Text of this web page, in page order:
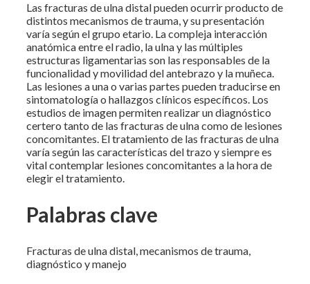
Las fracturas de ulna distal pueden ocurrir producto de
distintos mecanismos de trauma, y su presentación
varía según el grupo etario. La compleja interacción
anatómica entre el radio, la ulna y las múltiples
estructuras ligamentarias son las responsables de la
funcionalidad y movilidad del antebrazo y la muñeca.
Las lesiones a una o varias partes pueden traducirse en
sintomatología o hallazgos clínicos específicos. Los
estudios de imagen permiten realizar un diagnóstico
certero tanto de las fracturas de ulna como de lesiones
concomitantes. El tratamiento de las fracturas de ulna
varía según las características del trazo y siempre es
vital contemplar lesiones concomitantes a la hora de
elegir el tratamiento.
Palabras clave
Fracturas de ulna distal, mecanismos de trauma,
diagnóstico y manejo